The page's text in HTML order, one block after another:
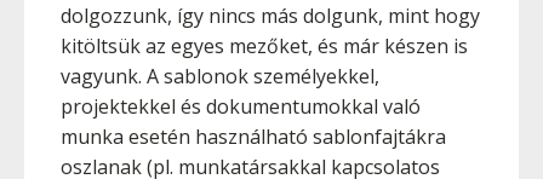
dolgozzunk, így nincs más dolgunk, mint hogy
kitöltsük az egyes mezőket, és már készen is
vagyunk. A sablonok személyekkel,
projektekkel és dokumentumokkal való
munka esetén használható sablonfajtákra
oszlanak (pl. munkatársakkal kapcsolatos